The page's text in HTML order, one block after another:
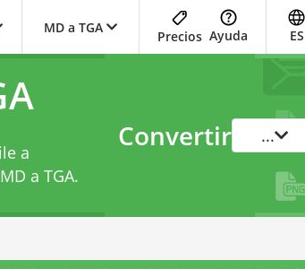
MD a TGA
Precios Ayuda ES
a
a TGA.
Convertir ...